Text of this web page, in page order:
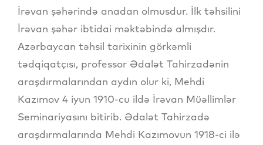
İrəvan şəhərində anadan olmusdur. İlk təhsilini
İrəvan şəhər ibtidai məktəbində almışdır.
Azərbaycan təhsil tarixinin görkəmli
tədqiqatçısı, professor Ədalət Tahirzadənin
araşdırmalarından aydın olur ki, Mehdi
Kazımov 4 iyun 1910-cu ildə İrəvan Müəllimlər
Seminariyasını bitirib. Ədalət Tahirzadə
araşdırmalarında Mehdi Kazımovun 1918-ci ilə